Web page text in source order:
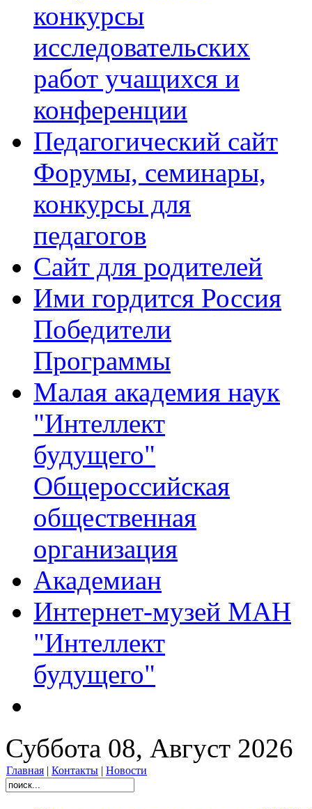
конкурсы
исследовательских
работ учащихся и
конференции
Педагогический сайт
Форумы, семинары,
конкурсы для
педагогов
Сайт для родителей
Ими гордится Россия
Победители
Программы
Малая академия наук
"Интеллект
будущего"
Общероссийская
общественная
организация
Академиан
Интернет-музей МАН
"Интеллект
будущего"
Суббота 08, Август 2026
Главная | Контакты | Новости